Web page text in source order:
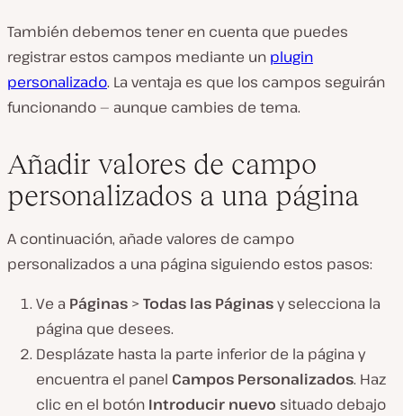
También debemos tener en cuenta que puedes
registrar estos campos mediante un plugin
personalizado. La ventaja es que los campos seguirán
funcionando — aunque cambies de tema.
Añadir valores de campo
personalizados a una página
A continuación, añade valores de campo
personalizados a una página siguiendo estos pasos:
Ve a Páginas >Todas las Páginasy selecciona la
página que desees.
Desplázate hasta la parte inferior de la página y
encuentra el panel Campos Personalizados. Haz
clic en el botón Introducir nuevo situado debajo